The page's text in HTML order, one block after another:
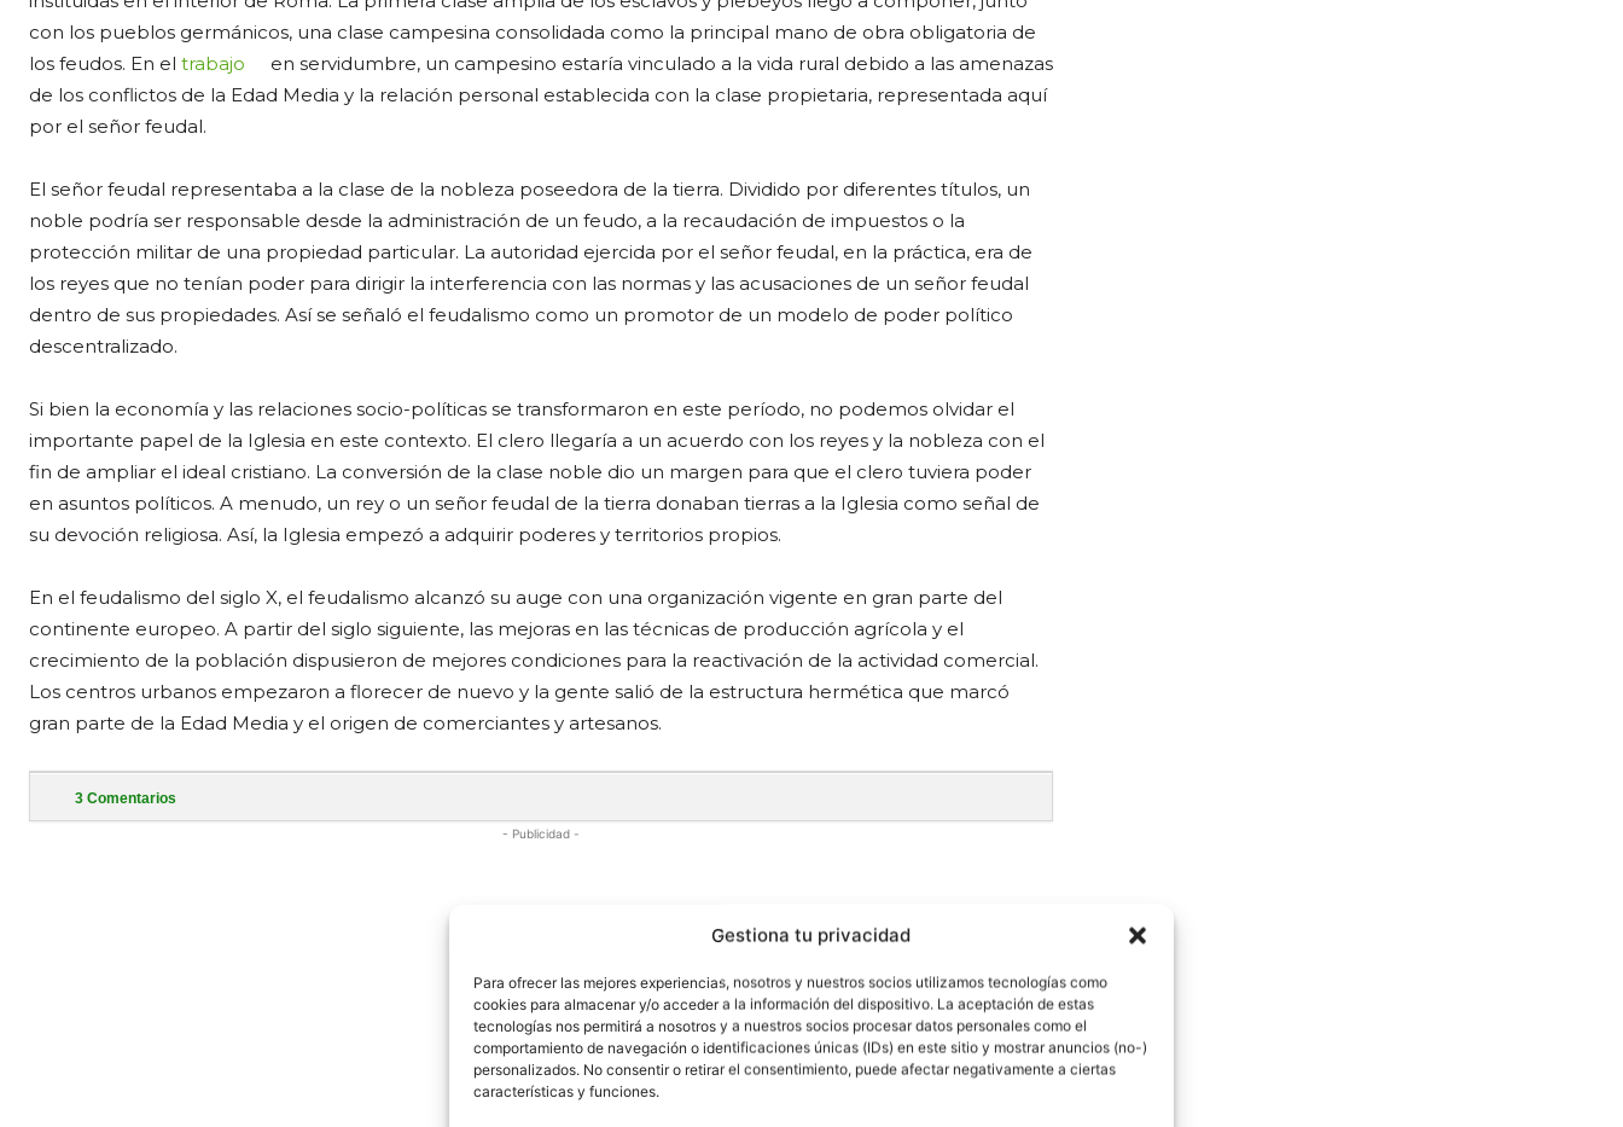
Gestiona tu privacidad
Para ofrecer las mejores experiencias, nosotros y nuestros socios utilizamos tecnologías como
cookies para almacenar y/o acceder a la información del dispositivo. La aceptación de estas
tecnologías nos permitirá a nosotros y a nuestros socios procesar datos personales como el
comportamiento de navegación o identificaciones únicas (IDs) en este sitio y mostrar anuncios (no-)
personalizados. No consentir o retirar el consentimiento, puede afectar negativamente a ciertas
características y funciones.
con los pueblos germánicos, una clase campesina consolidada como la principal mano de obra obligatoria de
los feudos. En el trabajo
en servidumbre, un campesino estaría vinculado a la vida rural debido a las amenazas
de los conflictos de la Edad Media y la relación personal establecida con la clase propietaria, representada aquí
por el señor feudal.
El señor feudal representaba a la clase de la nobleza poseedora de la tierra. Dividido por diferentes títulos, un
noble podría ser responsable desde la administración de un feudo, a la recaudación de impuestos o la
protección militar de una propiedad particular. La autoridad ejercida por el señor feudal, en la práctica, era de
los reyes que no tenían poder para dirigir la interferencia con las normas y las acusaciones de un señor feudal
dentro de sus propiedades. Así se señaló el feudalismo como un promotor de un modelo de poder político
descentralizado.
Si bien la economía y las relaciones socio-políticas se transformaron en este período, no podemos olvidar el
importante papel de la Iglesia en este contexto. El clero llegaría a un acuerdo con los reyes y la nobleza con el
fin de ampliar el ideal cristiano. La conversión de la clase noble dio un margen para que el clero tuviera poder
en asuntos políticos. A menudo, un rey o un señor feudal de la tierra donaban tierras a la Iglesia como señal de
su devoción religiosa. Así, la Iglesia empezó a adquirir poderes y territorios propios.
En el feudalismo del siglo X, el feudalismo alcanzó su auge con una organización vigente en gran parte del
continente europeo. A partir del siglo siguiente, las mejoras en las técnicas de producción agrícola y el
crecimiento de la población dispusieron de mejores condiciones para la reactivación de la actividad comercial.
Los centros urbanos empezaron a florecer de nuevo y la gente salió de la estructura hermética que marcó
gran parte de la Edad Media y el origen de comerciantes y artesanos.
3 Comentarios
- Publicidad -